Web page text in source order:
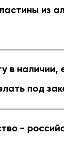
из
в наличии,
под
-